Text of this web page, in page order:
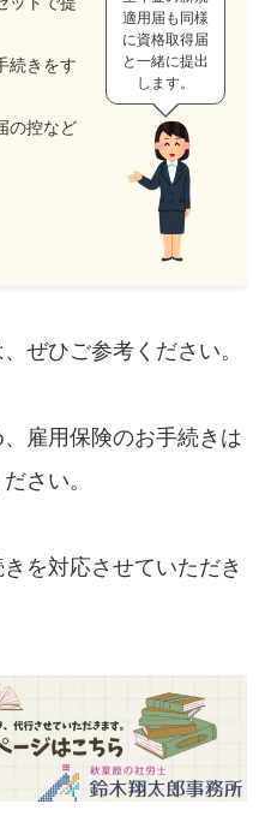
続きをす
の控など
適用届も同様
に資格取得届
と一緒に提出
します。
ぜひご参考ください。
雇用保険のお手続きは
さい。
を対応させていただき